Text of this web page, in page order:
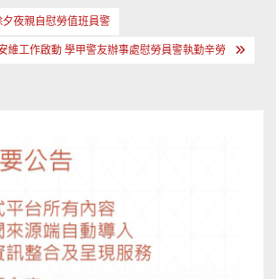
夜親自慰勞值班員警
維工作啟動 學甲警友辦事處慰勞員警執勤辛勞